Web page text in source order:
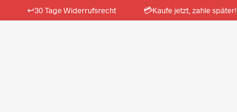
↩️30 Tage Widerrufsrecht 💳Kaufe jetzt, zahle später!